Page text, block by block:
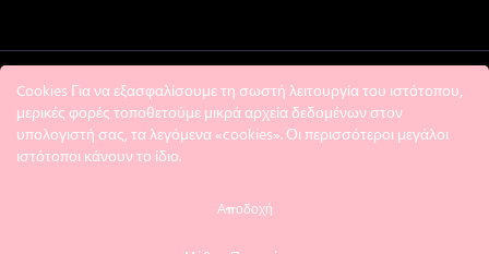
Cookies Για να εξασφαλίσουμε τη σωστή λειτουργία του ιστότοπου,
μερικές φορές τοποθετούμε μικρά αρχεία δεδομένων στον
υπολογιστή σας, τα λεγόμενα «cookies». Οι περισσότεροι μεγάλοι
ιστότοποι κάνουν το ίδιο.
Αποδοχή